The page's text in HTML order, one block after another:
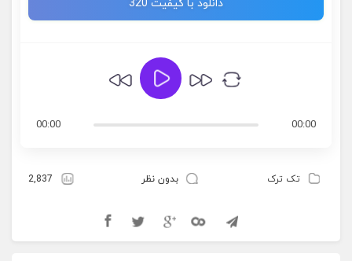
دانلود با کیفیت 320
00:00
00:00
تک ترک بدون نظر 2,837